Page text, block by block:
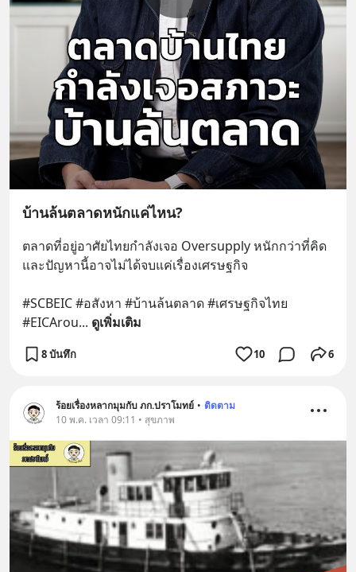
บ้านล้นตลาดหนักแค่ไหน?
ตลาดที่อยู่อาศัยไทยกำลังเจอ Oversupply หนักกว่าที่คิด
และปัญหานี้อาจไม่ได้จบแค่เรื่องเศรษฐกิจ
#SCBEIC #อสังหา #บ้านล้นตลาด #เศรษฐกิจไทย
#EICArou... ดูเพิ่มเติม
8 บันทึก 10 6
ร้อยเรื่องหลากมุมกับ ภก.ปราโมทย์ • ติดตาม
10 พ.ค. เวลา 09:11 • สุขภาพ